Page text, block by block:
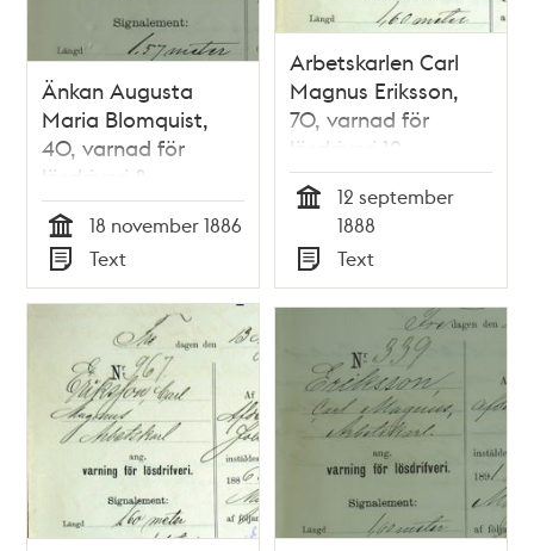
Änkan Augusta
Maria Blomquist,
40, varnad för
lösdriveri 8
november 1886 -
polisförhör
Tid
18 november 1886
Typ
Text
Arbetskarlen Carl
Magnus Eriksson,
70, varnad för
lösdriveri 12
september 1888 -
polisförhör
12 september
1888
Typ
Text